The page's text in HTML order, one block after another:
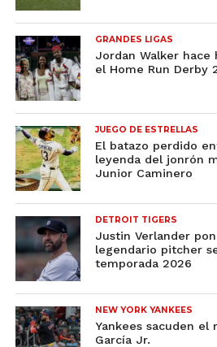
GRANDES LIGAS
Jordan Walker
el Home Run Derby
JUEGO DE ESTRELLAS
El batazo perdido
leyenda del jonrón
Junior Caminero
DETROIT TIGERS
Justin Verlander
legendario pitcher
temporada 2026
NEW YORK YANKEES
Yankees sacuden el
García Jr.